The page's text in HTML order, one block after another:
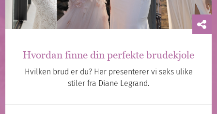
Hvordan finne din perfekte brudekjole
Hvilken brud er du? Her presenterer vi seks ulike
stiler fra Diane Legrand.